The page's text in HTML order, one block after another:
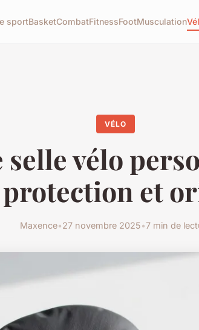
sportBasketCombatFitnessFootMusculation
VÉLO
selle vélo
et
Maxence•27 novembre 2025•7 min de